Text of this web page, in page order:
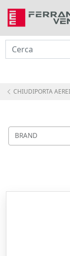
Cerca
CHIUDIPORTA
BRAND